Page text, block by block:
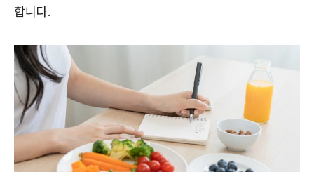
합니다.